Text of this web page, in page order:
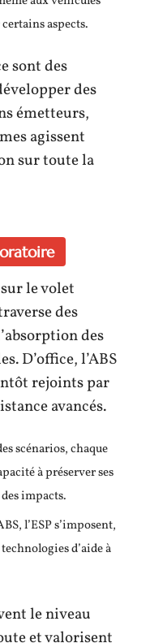
aspects.
sont des
des
émetteurs,
agissent
sur toute la
le volet
des
des
D’office, l’ABS
rejoints par
avancés.
scénarios, chaque
à préserver ses
impacts.
l’ESP s’imposent,
d’aide à
le niveau
et valorisent